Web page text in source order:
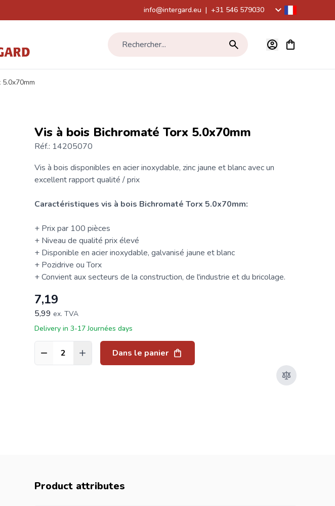
info@intergard.eu | +31 546 579030
Rechercher... Voir le
Vis à bois Bichromaté Torx 5.0x70mm
Réf.: 14205070
Vis à bois disponibles en acier inoxydable, zinc jaune et blanc avec un
excellent rapport qualité / prix
Caractéristiques vis à bois Bichromaté Torx 5.0x70mm:
+ Prix par 100 pièces
+ Niveau de qualité prix élevé
+ Disponible en acier inoxydable, galvanisé jaune et blanc
+ Pozidrive ou Torx
+ Convient aux secteurs de la construction, de l'industrie et du bricolage.
7,19
5,99 ex. TVA
Delivery in 3-17 Journées days
Quantité Dans le panier
Product attributes